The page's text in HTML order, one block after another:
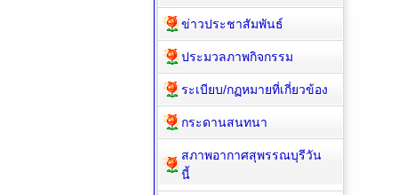
ข่าวประชาสัมพันธ์
ประมวลภาพกิจกรรม
ระเบียบ/กฏหมายที่เกี่ยวข้อง
กระดานสนทนา
สภาพอากาศสุพรรณบุรีวัน
นี้